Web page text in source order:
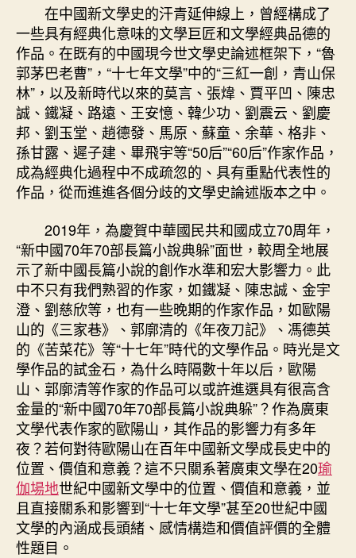
期
的
“歐
陽
山
景
象”
–
文
史
–
找
九
格
見
證
中
國
作
家
網〉
中
在中國新文學史的汗青延伸線上，曾經構成了
一些具有經典化意味的文學巨匠和文學經典品德的
作品。在既有的中國現今世文學史論述框架下，“魯
郭茅巴老曹”，“十七年文學”中的“三紅一創，青山保
林”，以及新時代以來的莫言、張煒、賈平凹、陳忠
誠、鐵凝、路遠、王安憶、韓少功、劉震云、劉慶
邦、劉玉堂、趙德發、馬原、蘇童、余華、格非、
孫甘露、遲子建、畢飛宇等“50后”“60后”作家作品，
成為經典化過程中不成疏忽的、具有重點代表性的
作品，從而進進各個分歧的文學史論述版本之中。
2019年，為慶賀中華國民共和國成立70周年，
“新中國70年70部長篇小說典躲”面世，較周全地展
示了新中國長篇小說的創作水準和宏大影響力。此
中不只有我們熟習的作家，如鐵凝、陳忠誠、金宇
澄、劉慈欣等，也有一些晚期的作家作品，如歐陽
山的《三家巷》、郭廓清的《年夜刀記》、馮德英
的《苦菜花》等“十七年”時代的文學作品。時光是文
學作品的試金石，為什么時隔數十年以后，歐陽
山、郭廓清等作家的作品可以或許進選具有很高含
金量的“新中國70年70部長篇小說典躲”？作為廣東
文學代表作家的歐陽山，其作品的影響力有多年
夜？若何對待歐陽山在百年中國新文學成長史中的
位置、價值和意義？這不只關系著廣東文學在20瑜
伽場地世紀中國新文學中的位置、價值和意義，並
且直接關系和影響到“十七年文學”甚至20世紀中國
文學的內涵成長頭緒、感情構造和價值評價的全體
性題目。